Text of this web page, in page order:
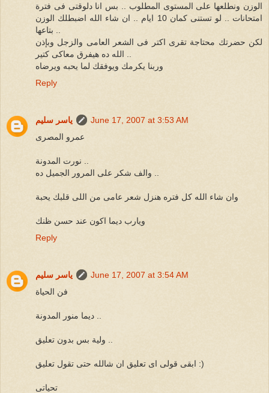
الوزن ونطلعها على المستوى المطلوب .. بس انا دلوقتى فى فترة
امتحانات .. لو تستنى كمان 10 ايام .. ان شاء الله اضبطلك الوزن
لكن حضرتك محتاجة تقرى اكتر فى الشعر العامى والزجل وبإذن
وربنا يكرمك ويوفقك لما يحبه ويرضاه
Reply
ياسر سليم
June 17, 2007 at 3:53 AM
عمرو المصرى
وان شاء الله كل فتره هنزل شعر عامى من اللى قلبك يحبة
ويارب ديما اكون عند حسن ظنك
Reply
ياسر سليم
June 17, 2007 at 3:54 AM
فن الحياة
ابقى قولى اى تعليق ان شالله حتى تقول تعليق :)
تحياتى